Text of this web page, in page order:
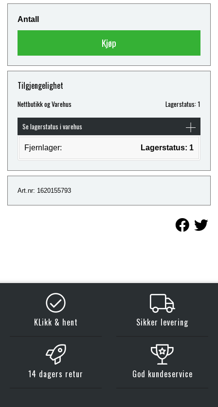
Antall
Kjøp
Tilgjengelighet
Nettbutikk og Varehus Lagerstatus: 1
Se lagerstatus i varehus
Fjernlager: Lagerstatus: 1
Art.nr: 1620155793
KLikk & hent Sikker levering
14 dagers retur God kundeservice